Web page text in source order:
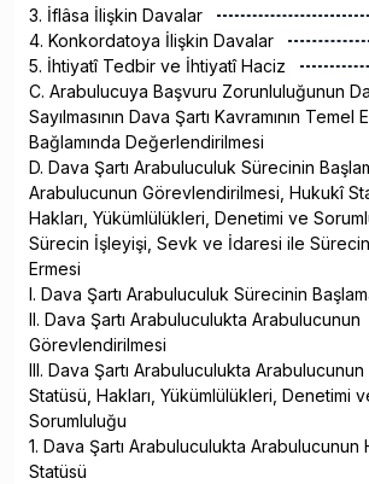
3. İflâsa İlişkin Davalar
4. Konkordatoya İlişkin Davalar
5. İhtiyatî Tedbir ve İhtiyatî Haciz
C. Arabulucuya Başvuru Zorunluluğunun
Sayılmasının Dava Şartı Kavramının Temel
Bağlamında Değerlendirilmesi
D. Dava Şartı Arabuluculuk Sürecinin
Arabulucunun Görevlendirilmesi, Hukukî
Hakları, Yükümlülükleri, Denetimi ve
Sürecin İşleyişi, Sevk ve İdaresi ile
Ermesi
I. Dava Şartı Arabuluculuk Sürecinin
II. Dava Şartı Arabuluculukta Arabulucunun
Görevlendirilmesi
III. Dava Şartı Arabuluculukta
Statüsü, Hakları, Yükümlülükleri, Denetimi
Sorumluluğu
1. Dava Şartı Arabuluculukta Arabulucunun
Statüsü